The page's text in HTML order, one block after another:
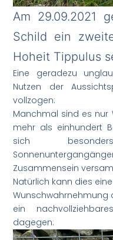
Am 29.09.2021
Schild ein
Hoheit Tippulus
Eine geradezu
Nutzen der
vollzogen:
Manchmal sind es nur
mehr als einhundert
sich
Zusammensein
Natürlich kann dies
Wunschwahrnehmung
ein
dagegen: